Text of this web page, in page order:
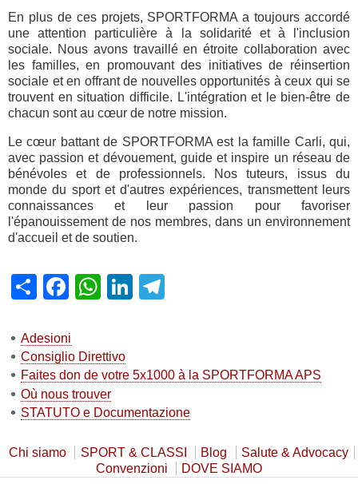
En plus de ces projets, SPORTFORMA a toujours accordé
une attention particulière à la solidarité et à l'inclusion
sociale. Nous avons travaillé en étroite collaboration avec
les familles, en promouvant des initiatives de réinsertion
sociale et en offrant de nouvelles opportunités à ceux qui se
trouvent en situation difficile. L'intégration et le bien-être de
chacun sont au cœur de notre mission.
Le cœur battant de SPORTFORMA est la famille Carli, qui,
avec passion et dévouement, guide et inspire un réseau de
bénévoles et de professionnels. Nos tuteurs, issus du
monde du sport et d'autres expériences, transmettent leurs
connaissances et leur passion pour favoriser
l'épanouissement de nos membres, dans un environnement
d'accueil et de soutien.
ShareFacebook
WhatsApp
LinkedIn
Adesioni
Consiglio Direttivo
Faites don de votre 5x1000 à la SPORTFORMA APS
Où nous trouver
STATUTO e Documentazione
Chi siamo SPORT & CLASSI Blog
Salute & Advocacy
Convenzioni
DOVE SIAMO